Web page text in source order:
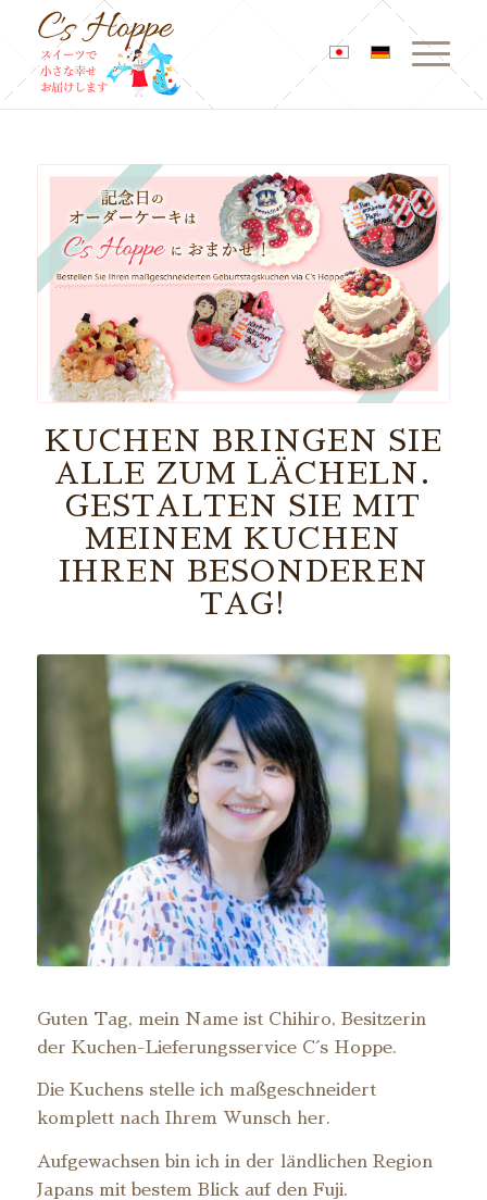
KUCHEN BRINGEN SIE
ALLE ZUM LÄCHELN.
GESTALTEN SIE MIT
MEINEM KUCHEN
IHREN BESONDEREN
TAG!
Guten Tag, mein Name ist Chihiro, Besitzerin
der Kuchen-Lieferungsservice C´s Hoppe.
Die Kuchens stelle ich maßgeschneidert
komplett nach Ihrem Wunsch her.
Aufgewachsen bin ich in der ländlichen Region
Japans mit bestem Blick auf den Fuji.